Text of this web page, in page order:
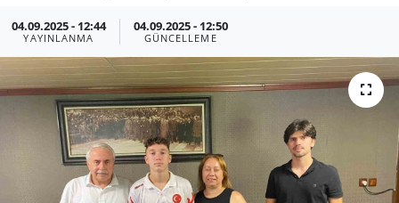
04.09.2025 - 12:44
YAYINLANMA
04.09.2025 - 12:50
GÜNCELLEME